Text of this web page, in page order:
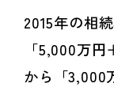
2015年の相
「5,000万
から「3,000